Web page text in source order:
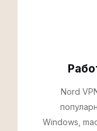
Nord
Windows,